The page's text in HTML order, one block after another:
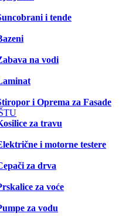
i tende
na vodi
i Oprema za Fasade
za travu
i motorne testere
za drva
za voće
za vodu